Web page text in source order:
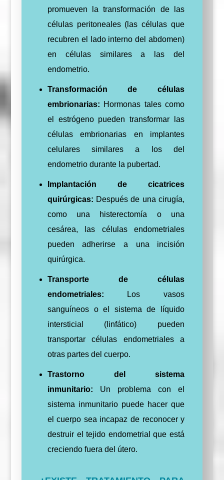
promueven la transformación de las
células peritoneales (las células que
recubren el lado interno del abdomen)
en células similares a las del
endometrio.
Transformación de células
embrionarias: Hormonas tales como
el estrógeno pueden transformar las
células embrionarias en implantes
celulares similares a los del
endometrio durante la pubertad.
Implantación de cicatrices
quirúrgicas: Después de una cirugía,
como una histerectomía o una
cesárea, las células endometriales
pueden adherirse a una incisión
quirúrgica.
Transporte de células
endometriales: Los vasos
sanguíneos o el sistema de líquido
intersticial (linfático) pueden
transportar células endometriales a
otras partes del cuerpo.
Trastorno del sistema
inmunitario: Un problema con el
sistema inmunitario puede hacer que
el cuerpo sea incapaz de reconocer y
destruir el tejido endometrial que está
creciendo fuera del útero.